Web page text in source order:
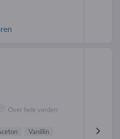
Over hele verden
Vanillin